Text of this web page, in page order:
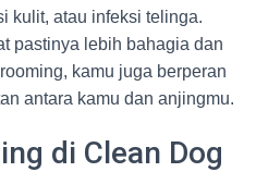
kulit, atau infeksi telinga.
pastinya lebih bahagia dan
kamu juga berperan
antara kamu dan anjingmu.
di Clean Dog